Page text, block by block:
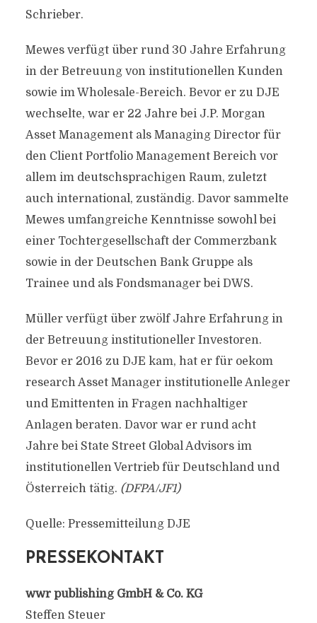
Schrieber.
Mewes verfügt über rund 30 Jahre Erfahrung
in der Betreuung von institutionellen Kunden
sowie im Wholesale-Bereich. Bevor er zu DJE
wechselte, war er 22 Jahre bei J.P. Morgan
Asset Management als Managing Director für
den Client Portfolio Management Bereich vor
allem im deutschsprachigen Raum, zuletzt
auch international, zuständig. Davor sammelte
Mewes umfangreiche Kenntnisse sowohl bei
einer Tochtergesellschaft der Commerzbank
sowie in der Deutschen Bank Gruppe als
Trainee und als Fondsmanager bei DWS.
Müller verfügt über zwölf Jahre Erfahrung in
der Betreuung institutioneller Investoren.
Bevor er 2016 zu DJE kam, hat er für oekom
research Asset Manager institutionelle Anleger
und Emittenten in Fragen nachhaltiger
Anlagen beraten. Davor war er rund acht
Jahre bei State Street Global Advisors im
institutionellen Vertrieb für Deutschland und
Österreich tätig. (DFPA/JF1)
Quelle: Pressemitteilung DJE
PRESSEKONTAKT
wwr publishing GmbH & Co. KG
Steffen Steuer